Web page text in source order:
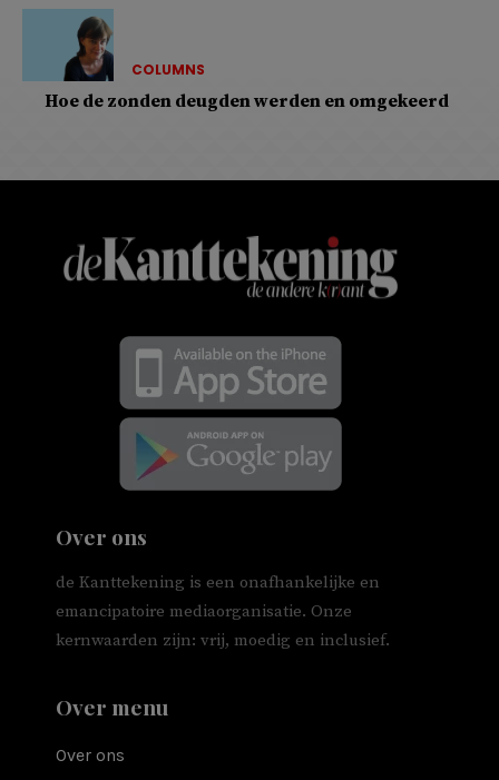
COLUMNS
Hoe de zonden deugden werden en omgekeerd
Over ons
de Kanttekening is een onafhankelijke en
emancipatoire mediaorganisatie. Onze
kernwaarden zijn: vrij, moedig en inclusief.
Over menu
Over ons